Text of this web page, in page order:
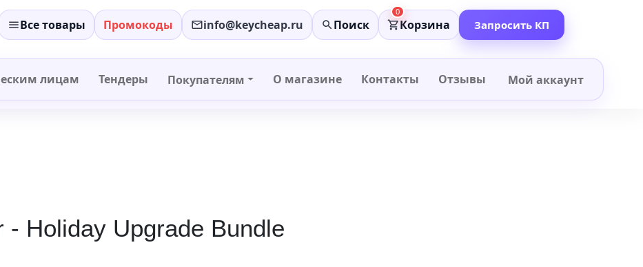
Все товары Промокоды info@keycheap.ru Поиск
0
Корзина Запросить КП
лицам Тендеры Покупателям О магазине Контакты Отзывы Мой аккаунт
Holiday Upgrade Bundle
− +